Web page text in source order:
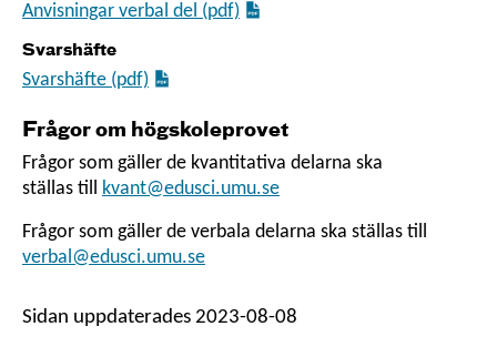
Anvisningar verbal del (pdf)
Svarshäfte
Svarshäfte (pdf)
Frågor om högskoleprovet
Frågor som gäller de kvantitativa delarna ska
ställas till kvant@edusci.umu.se
Frågor som gäller de verbala delarna ska ställas till
verbal@edusci.umu.se
Sidan uppdaterades 2023-08-08